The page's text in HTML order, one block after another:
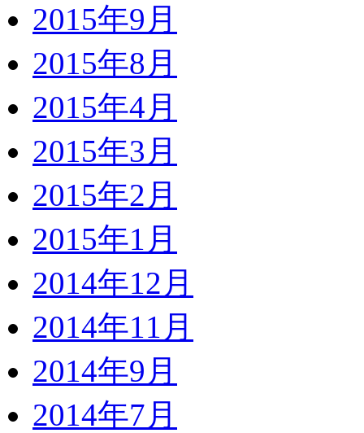
2015年9月
2015年8月
2015年4月
2015年3月
2015年2月
2015年1月
2014年12月
2014年11月
2014年9月
2014年7月